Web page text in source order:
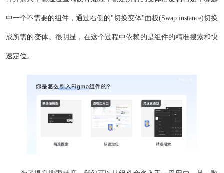
中一个不需要的组件，通过右侧的"切换变体"面板(Swap instance)切换
成所需的变体。很明显，在这个过程中依赖的是组件的精准搜索和快
速定位。